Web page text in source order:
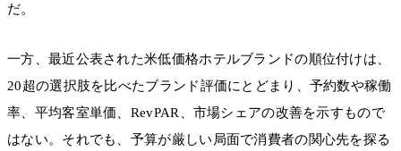
だ。
一方、最近公表された米低価格ホテルブランドの順位付けは、
20超の選択肢を比べたブランド評価にとどまり、予約数や稼働
率、平均客室単価、RevPAR、市場シェアの改善を示すもので
はない。それでも、予算が厳しい局面で消費者の関心先を探る